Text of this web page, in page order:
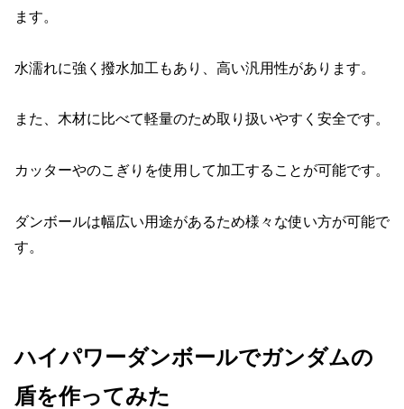
ます。
水濡れに強く撥水加工もあり、高い汎用性があります。
また、木材に比べて軽量のため取り扱いやすく安全です。
カッターやのこぎりを使用して加工することが可能です。
ダンボールは幅広い用途があるため様々な使い方が可能で
す。
ハイパワーダンボールでガンダムの
盾を作ってみた